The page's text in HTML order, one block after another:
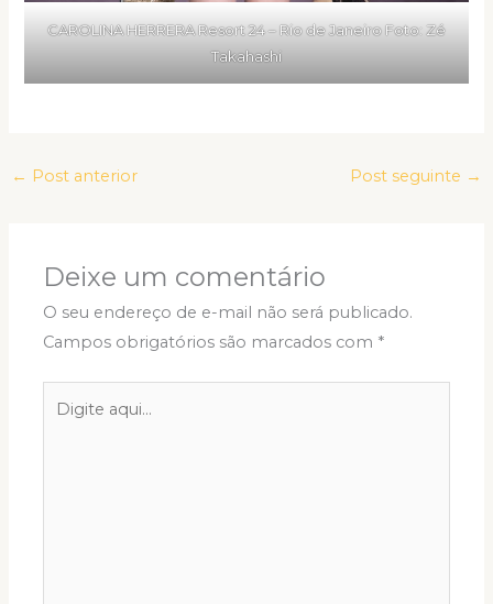
CAROLINA HERRERA Resort 24 – Rio de Janeiro Foto: Zé
Takahashi
← Post anterior Post seguinte →
Deixe um comentário
O seu endereço de e-mail não será publicado.
Campos obrigatórios são marcados com *
aqui...